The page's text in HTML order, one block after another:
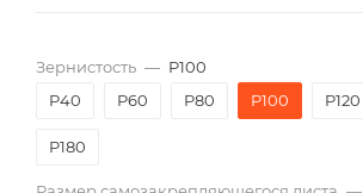
Зернистость — P100
P40
P60 P80 P100 P120
P180